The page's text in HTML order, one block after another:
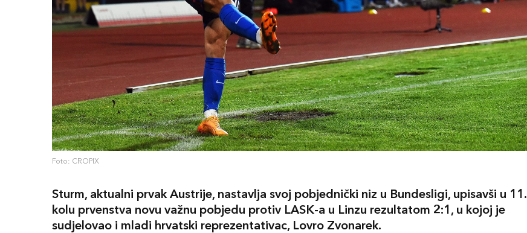
Foto: CROPIX
Sturm, aktualni prvak Austrije, nastavlja svoj pobjednički niz u Bundesligi, upisavši u 11.
kolu prvenstva novu važnu pobjedu protiv LASK-a u Linzu rezultatom 2:1, u kojoj je
sudjelovao i mladi hrvatski reprezentativac, Lovro Zvonarek.